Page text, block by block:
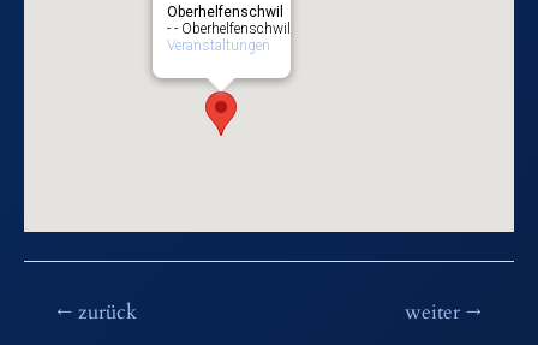
Oberhelfenschwil
- - Oberhelfenschwil
Veranstaltungen
Beitragsnavigation
←zurück weiter→